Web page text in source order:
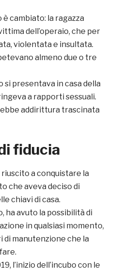
cambiato: la ragazza
dell’operaio, che per
violentata e insultata.
almeno due o tre
si presentava in casa della
a rapporti sessuali.
addirittura trascinata
fiducia
riuscito a conquistare la
che aveva deciso di
chiavi di casa.
ha avuto la possibilità di
in qualsiasi momento,
di manutenzione che la
l’inizio dell’incubo con le